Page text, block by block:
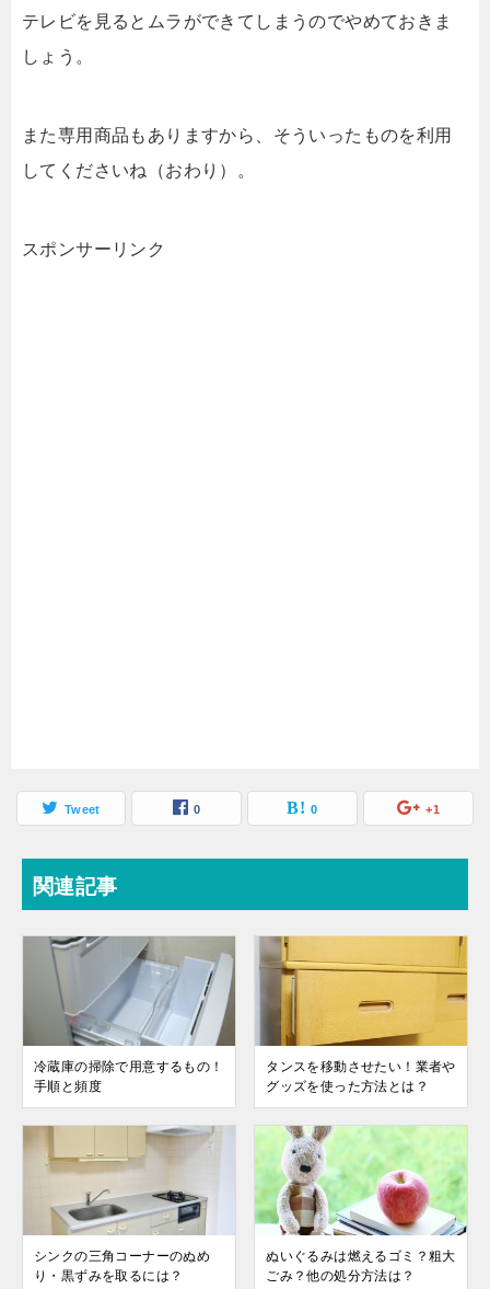
テレビを見るとムラができてしまうのでやめておきま
しょう。
また専用商品もありますから、そういったものを利用
してくださいね（おわり）。
スポンサーリンク
Tweet 0 0 +1
関連記事
冷蔵庫の掃除で用意するもの！
手順と頻度
タンスを移動させたい！業者や
グッズを使った方法とは？
シンクの三角コーナーのぬめ
り・黒ずみを取るには？
ぬいぐるみは燃えるゴミ？粗大
ごみ？他の処分方法は？